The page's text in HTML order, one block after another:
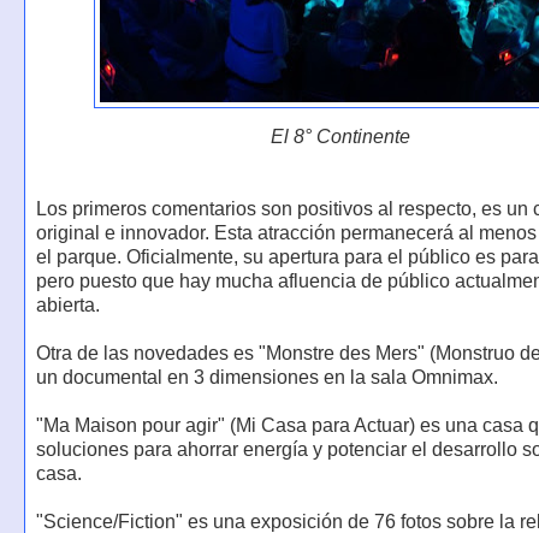
El 8° Continente
Los primeros comentarios son positivos al respecto, es un
original e innovador. Esta atracción permanecerá al
el parque. Oficialmente, su apertura para el público es
pero puesto que hay mucha afluencia de público
abierta.
Otra de las novedades es "Monstre des Mers" (Monstruo
un documental en 3 dimensiones en la sala Omnimax.
"Ma Maison pour agir" (Mi Casa para Actuar) es una casa
soluciones para ahorrar energía y potenciar el desarrollo
casa.
"Science/Fiction" es una exposición de 76 fotos sobre la